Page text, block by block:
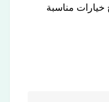
خيارات مناسبة